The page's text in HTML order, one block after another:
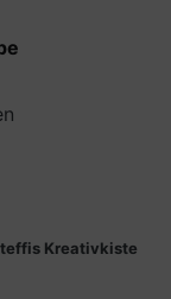
Kreativkiste